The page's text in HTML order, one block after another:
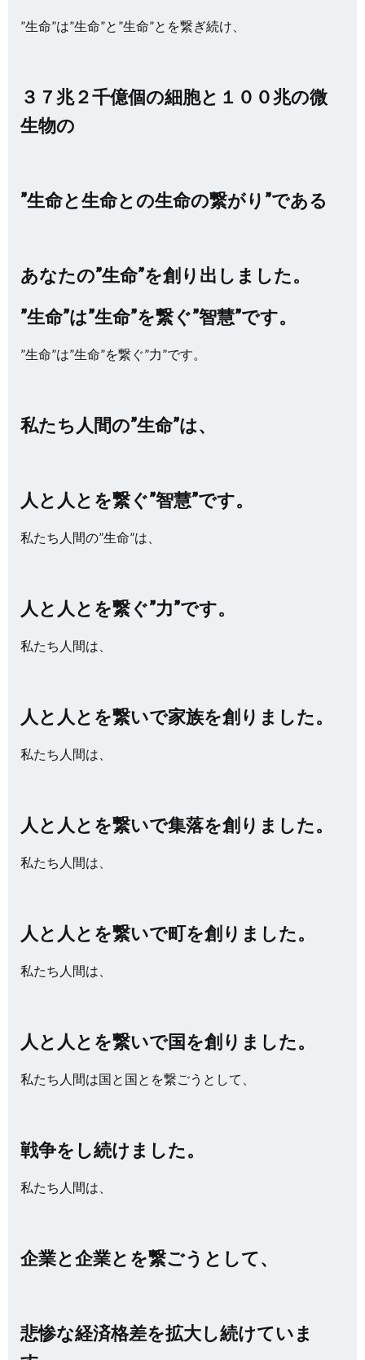
”生命”は”生命”と”生命”とを繋ぎ続け、
３７兆２千億個の細胞と１００兆の微
生物の
”生命と生命との生命の繋がり”である
あなたの”生命”を創り出しました。
”生命”は”生命”を繋ぐ”智慧”です。
”生命”は”生命”を繋ぐ”力”です。
私たち人間の”生命”は、
人と人とを繋ぐ”智慧”です。
私たち人間の”生命”は、
人と人とを繋ぐ”力”です。
私たち人間は、
人と人とを繋いで家族を創りました。
私たち人間は、
人と人とを繋いで集落を創りました。
私たち人間は、
人と人とを繋いで町を創りました。
私たち人間は、
人と人とを繋いで国を創りました。
私たち人間は国と国とを繋ごうとして、
戦争をし続けました。
私たち人間は、
企業と企業とを繋ごうとして、
悲惨な経済格差を拡大し続けていま